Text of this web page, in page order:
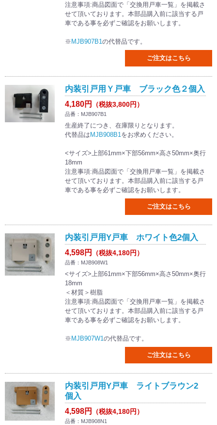
注意事項:商品図面で「交換用戸車一覧」を掲載さ
せて頂いております。本部品購入前に該当する戸
車である事を必ずご確認をお願いします。
※ MJB907B1の代替品です。
ご注文はこちら
内装引戸用Ｙ戸車 ブラック色２個入
4,180円 （税抜3,800円）
品番：MJB907B1
生産終了につき、在庫限りとなります。
代替品は MJB908B1をお求めください。
<サイズ>上部61mm×下部56mm×高さ50mm×奥行
18mm
注意事項:商品図面で「交換用戸車一覧」を掲載さ
せて頂いております。本部品購入前に該当する戸
車である事を必ずご確認をお願いします。
ご注文はこちら
内装引戸用Y戸車 ホワイト色2個入
4,598円 （税抜4,180円）
品番：MJB908W1
<サイズ>上部61mm×下部56mm×高さ50mm×奥行
18mm
＜材質＞樹脂
注意事項:商品図面で「交換用戸車一覧」を掲載さ
せて頂いております。本部品購入前に該当する戸
車である事を必ずご確認をお願いします。
※ MJB907W1の代替品です。
ご注文はこちら
内装引戸用Y戸車 ライトブラウン2
個入
4,598円 （税抜4,180円）
品番：MJB908N1